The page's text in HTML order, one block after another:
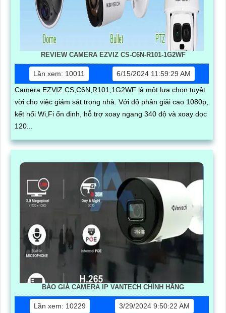
REVIEW CAMERA EZVIZ CS-C6N-R101-1G2WF
Lần xem: 10011
6/15/2024 11:59:29 AM
Camera EZVIZ CS,C6N,R101,1G2WF là một lựa chọn tuyệt
vời cho việc giám sát trong nhà. Với độ phân giải cao 1080p,
kết nối Wi,Fi ổn định, hỗ trợ xoay ngang 340 độ và xoay dọc
120...
BÁO GIÁ CAMERA IP VANTECH CHÍNH HÃNG
Lần xem: 10229
3/29/2024 9:50:22 AM